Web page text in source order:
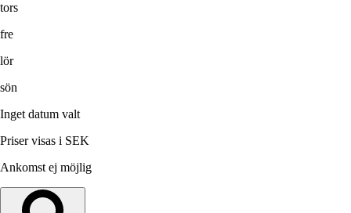
tors
fre
lör
sön
Inget datum valt
Priser visas i SEK
Ankomst ej möjlig